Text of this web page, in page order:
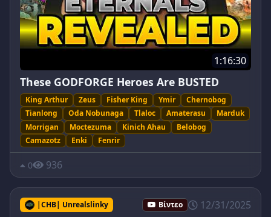
1:16:30
These GODFORGE Heroes Are BUSTED
King Arthur Zeus Fisher King Ymir
Chernobog
Tianlong
Oda Nobunaga Tlaloc Amaterasu
Marduk
Morrigan
Moctezuma Kinich Ahau
Belobog
Camazotz
Enki Fenrir
0 936
|CHB| Unrealslinky Βίντεο 12/31/2025